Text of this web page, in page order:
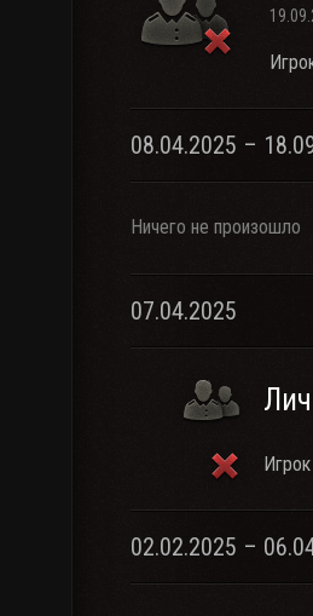
08.04.2025 –
Ничего не произошло
07.04.2025
Игрок
02.02.2025 –